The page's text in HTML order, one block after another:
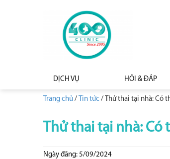
DỊCH VỤ HỎI & ĐÁP
Trang chủ / Tin tức / Thử thai tại nhà: Có
Thử thai tại nhà: Có
Ngày đăng: 5/09/2024